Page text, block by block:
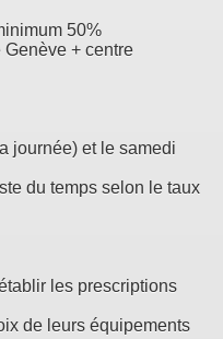
50%
+ centre
journée) et le samedi
du temps selon le taux
les prescriptions
de leurs équipements